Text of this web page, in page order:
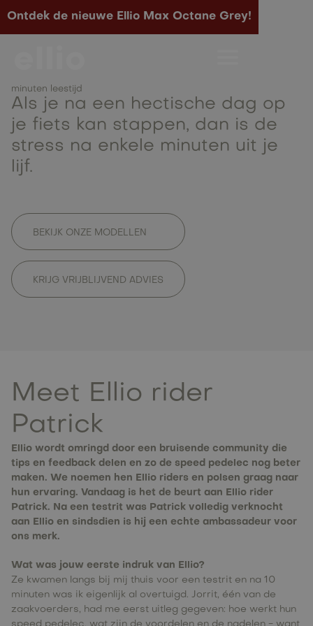
Ontdek de nieuwe Ellio Max Octane Grey!
minuten leestijd
Als je na een hectische dag op
je fiets kan stappen, dan is de
stress na enkele minuten uit je
lijf.
BEKIJK ONZE MODELLEN
KRIJG VRIJBLIJVEND ADVIES
Meet Ellio rider
Patrick
Ellio wordt omringd door een bruisende community die
tips en feedback delen en zo de speed pedelec nog beter
maken. We noemen hen Ellio riders en polsen graag naar
hun ervaring. Vandaag is het de beurt aan Ellio rider
Patrick. Na een testrit was Patrick volledig verknocht
aan Ellio en sindsdien is hij een echte ambassadeur voor
ons merk.
Wat was jouw eerste indruk van Ellio?
Ze kwamen langs bij mij thuis voor een testrit en na 10
minuten was ik eigenlijk al overtuigd. Jorrit, één van de
zaakvoerders, had me eerst uitleg gegeven: hoe werkt hun